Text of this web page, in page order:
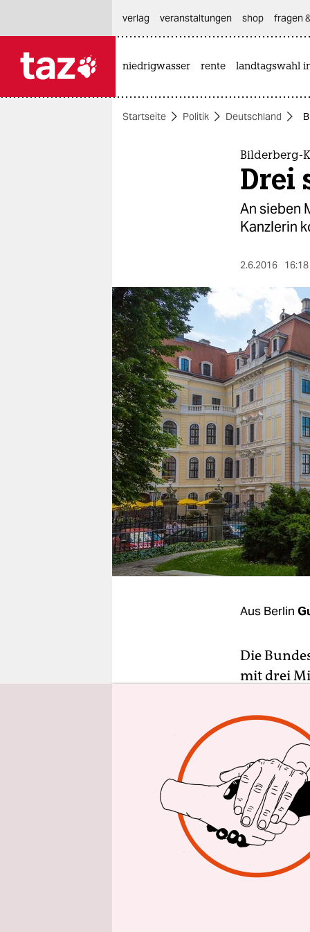
themen
berlin
nord
wahrheit
verlag
verlag
veranstaltungen
shop
fragen & hilfe
unterstützen
abo
verlag
veranstaltungen shop fragen
niedrigwasser rente landtagswahl
Startseite Politik Deutschland
Bilderberg-
Drei
An sieben
Kanzlerin
2.6.2016
Aus Berlin
Die
mit drei
der
Zugesagt
Wolfgang
CDU). Die
Altmaier